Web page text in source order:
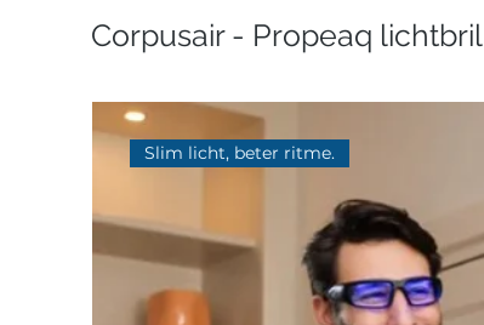
Corpusair - Propeaq lichtbril
Slim licht, beter ritme.